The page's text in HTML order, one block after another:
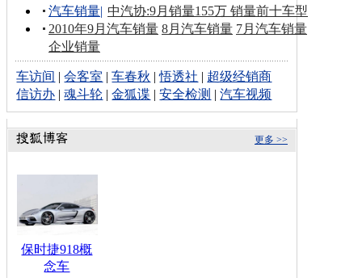
汽车销量| 中汽协:9月销量155万 销量前十车型
2010年9月汽车销量 8月汽车销量 7月汽车销量
企业销量
车访间 |会客室 |车春秋 |悟透社 | 超级经销商
信访办 |魂斗轮 |金狐谍 |安全检测 |汽车视频
更多 >>
保时捷918概
念车